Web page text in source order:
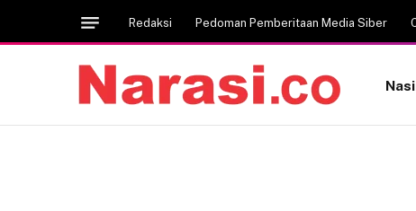
Redaksi Pedoman Pemberitaan Media Siber